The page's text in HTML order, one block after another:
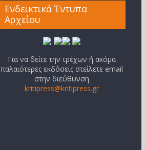
Ενδεικτικά Έντυπα
Αρχείου
Για να δείτε την τρέχων ή ακόμα
παλαιότερες εκδόσεις στείλετε email
στην διεύθυνση
kritipress@kritipress.gr